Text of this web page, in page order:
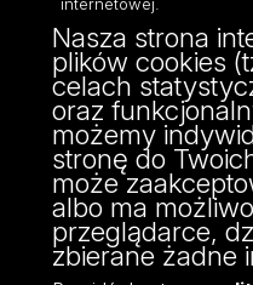
Wydział Zarządzania
Uniwersytetu Łódzkiego
ul. Matejki 22/26
90-237 Łódź
tel: 42 635 51 22
NIP 724 000 32 43
internetowej.
Nasza strona
plików cookies
celach
oraz
możemy
stronę do
może
albo ma
przeglądarce,
zbierane żadne